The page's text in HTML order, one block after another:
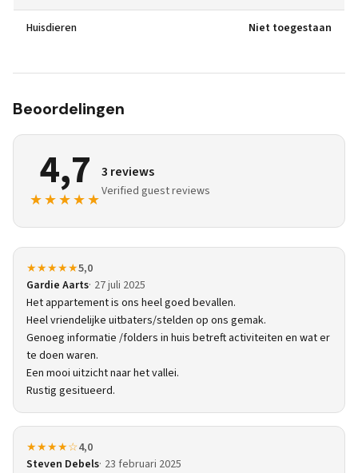
Huisdieren Niet toegestaan
Beoordelingen
4,7
★★★★★
3 reviews
Verified guest reviews
★★★★★5,0
Gardie Aarts 27 juli 2025
Het appartement is ons heel goed bevallen.
Heel vriendelijke uitbaters/stelden op ons gemak.
Genoeg informatie /folders in huis betreft activiteiten en wat er
te doen waren.
Een mooi uitzicht naar het vallei.
Rustig gesitueerd.
★★★★☆4,0
Steven Debels 23 februari 2025